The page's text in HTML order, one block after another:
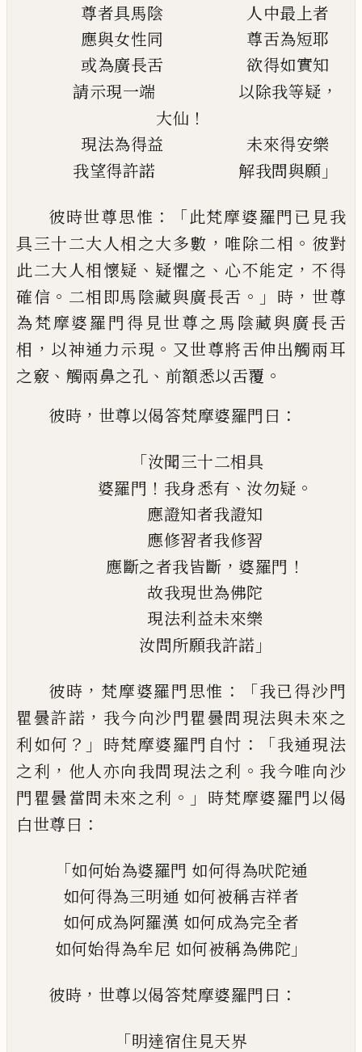
尊者具馬陰
人中最上者
應與女性同
尊舌為短耶
或為廣長舌
欲得如實知
請示現一端
以除我等疑 ，
大仙 ！
現法為得益
未來得安樂
我望得許諾
解我問與願 」
彼時世尊思惟 ：「此梵摩婆羅門已見我
具三十二大人相之大多數 ， 唯除二相 。 彼對
此二大人相懷疑 、 疑懼之 、 心不能定 ，不得
確信 。 二相即馬陰藏與廣長舌 。」 時 ， 世尊
為梵摩婆羅門得見世尊之馬陰藏與廣長舌
相 ， 以神通力示現 。 又世尊將舌伸出觸兩耳
之竅 、 觸兩鼻之孔 、 前額悉以舌覆 。
彼時 ， 世尊以偈答梵摩婆羅門曰 ：
「汝聞三十二相具
婆羅門 ！ 我身悉有 、 汝勿疑 。
應證知者我證知
應修習者我修習
應斷之者我皆斷 ， 婆羅門 ！
故我現世為佛陀
現法利益未來樂
汝問所願我許諾 」
彼時 ， 梵摩婆羅門思惟 ：「我已得沙門
瞿曇許諾 ， 我今向沙門瞿曇問現法與未來之
利如何 ？」 時梵摩婆羅門自忖 ：「我通現法
之利 ， 他人亦向我問現法之利 。 我今唯向沙
門瞿曇當問未來之利 。」 時梵摩婆羅門以偈
白世尊曰 ：
「如何始為婆羅門 如何得為吠陀通
如何得為三明通 如何被稱吉祥者
如何成為阿羅漢 如何成為完全者
如何始得為牟尼 如何被稱為佛陀 」
彼時 ， 世尊以偈答梵摩婆羅門曰 ：
「明達宿住見天界